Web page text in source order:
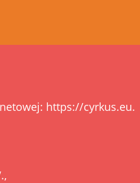
https://cyrkus.eu.